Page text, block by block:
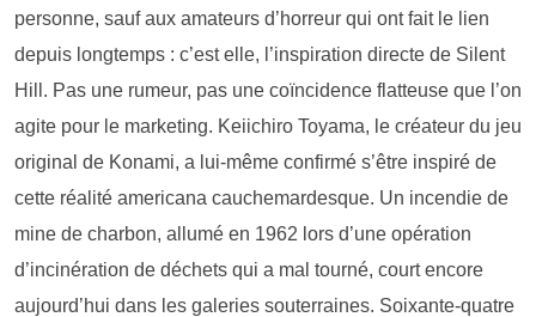
personne, sauf aux amateurs d’horreur qui ont fait le lien
depuis longtemps : c’est elle, l’inspiration directe de Silent
Hill. Pas une rumeur, pas une coïncidence flatteuse que l’on
agite pour le marketing. Keiichiro Toyama, le créateur du jeu
original de Konami, a lui-même confirmé s’être inspiré de
cette réalité americana cauchemardesque. Un incendie de
mine de charbon, allumé en 1962 lors d’une opération
d’incinération de déchets qui a mal tourné, court encore
aujourd’hui dans les galeries souterraines. Soixante-quatre